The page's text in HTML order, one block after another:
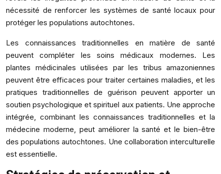
nécessité de renforcer les systèmes de santé locaux pour
protéger les populations autochtones.
Les connaissances traditionnelles en matière de santé
peuvent compléter les soins médicaux modernes. Les
plantes médicinales utilisées par les tribus amazoniennes
peuvent être efficaces pour traiter certaines maladies, et les
pratiques traditionnelles de guérison peuvent apporter un
soutien psychologique et spirituel aux patients. Une approche
intégrée, combinant les connaissances traditionnelles et la
médecine moderne, peut améliorer la santé et le bien-être
des populations autochtones. Une collaboration interculturelle
est essentielle.